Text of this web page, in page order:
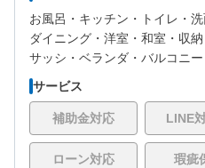
お風呂・ キッチン・ トイレ・ 洗
ダイニング・ 洋室・ 和室・ 収納
サッシ・ ベランダ・バルコニー
サービス
補助金対応 LINE
ローン対応 瑕疵